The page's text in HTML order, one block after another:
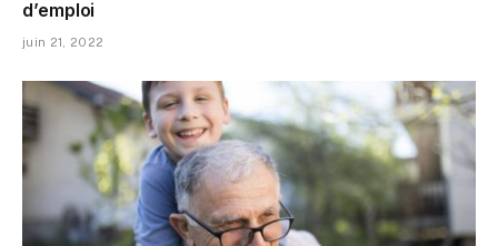
d’emploi
juin 21, 2022